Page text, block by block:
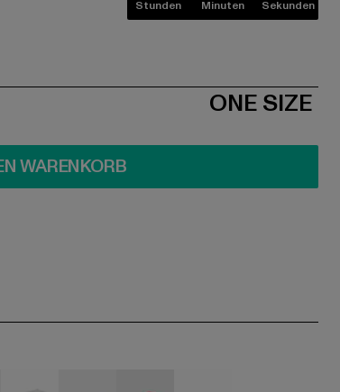
Stunden Minuten Sekunden
ONE SIZE
WARENKORB